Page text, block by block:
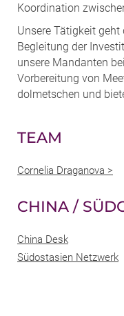
Koordination
Unsere Tätigkeit
Begleitung der
unsere Mandanten
Vorbereitung von
dolmetschen und
TEAM
Cornelia Draganova >
CHINA /
China Desk
Südostasien Netzwerk